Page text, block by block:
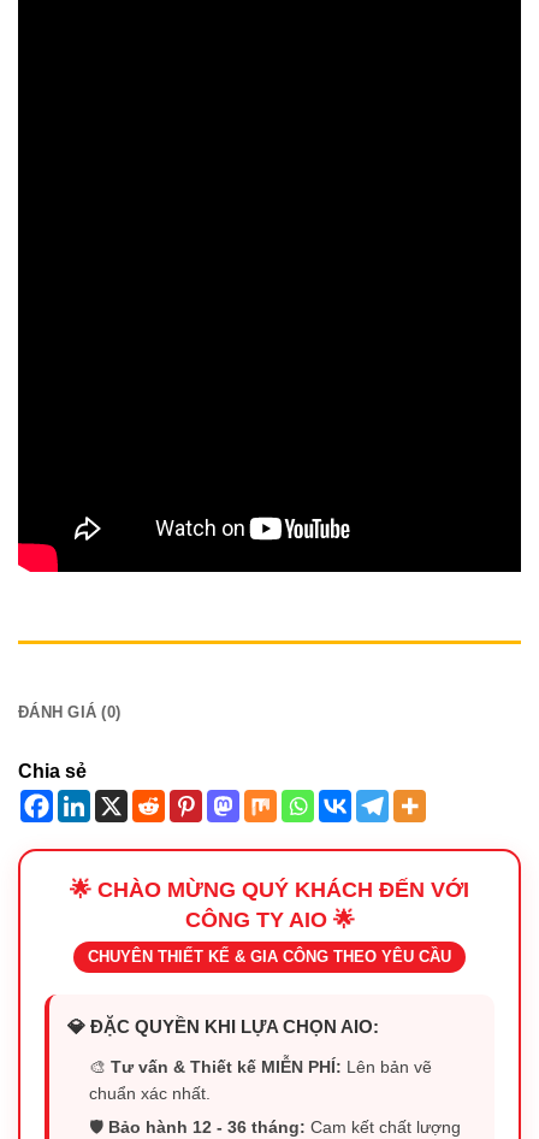
ĐÁNH GIÁ (0)
Chia sẻ
🌟 CHÀO MỪNG QUÝ KHÁCH ĐẾN VỚI
CÔNG TY AIO 🌟
CHUYÊN THIẾT KẾ & GIA CÔNG THEO YÊU CẦU
💎 ĐẶC QUYỀN KHI LỰA CHỌN AIO:
🎨Tư vấn & Thiết kế MIỄN PHÍ: Lên bản vẽ
chuẩn xác nhất.
🛡️ Bảo hành 12 - 36 tháng: Cam kết chất lượng